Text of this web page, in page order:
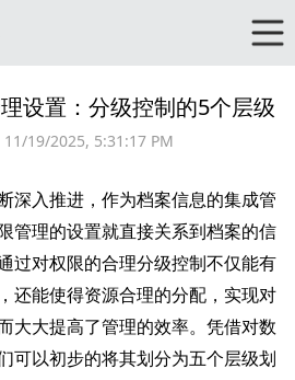
设置：分级控制的5个层级
11/19/2025, 5:31:17 PM
深入推进，作为档案信息的集成管
管理的设置就直接关系到档案的信
过对权限的合理分级控制不仅能有
还能使得资源合理的分配，实现对
大大提高了管理的效率。凭借对数
可以初步的将其划分为五个层级划